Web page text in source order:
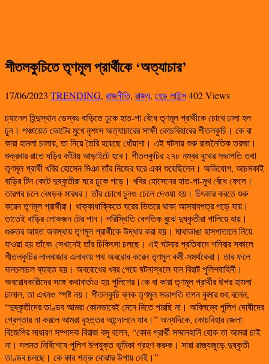
শীতলকুচিতে তৃণমূল প্রার্থীকে ‘অত্যাচার’
17/06/2023 TRENDING, রাজনীতি, রাজ্য, হেড লাইন্স402 Views
চ্যানেল হিন্দুস্থান ডেস্কঃ বাড়িতে ঢুকে হাত-পা বেঁধে তৃণমূল প্রার্থীকে চোখে ঢালা হল
চুন। পঞ্চায়েত ভোটের মুখে নৃশংস অত্যাচারের সাক্ষী কোচবিহারের শীতলকুচি। কে বা
কারা হামলা চালায়, তা নিয়ে তৈরি হয়েছে ধোঁয়াশা। এই ঘটনায় শুরু রাজনৈতিক তরজা।
শুক্রবার রাতে ঘড়ির কাঁটায় আড়াইটে হবে। শীতলকুচির ২৭৮ নম্বর বুথের সভাপতি তথা
তৃণমূল প্রার্থী খবির হোসেন মিঞা তাঁর নিজের ঘরে একা শুয়েছিলেন। অভিযোগ, আচমকাই
বাড়ির টিন কেটে দুষ্কৃতীরা ঘরে ঢুকে পড়ে। খবির হোসেনের হাত-পা-মুখ বেঁধে ফেলে।
তারপর চলে বেধড়ক মারধর। তাঁর চোখে চুনও ঢেলে দেওয়া হয়। চিৎকার করতে শুরু
করেন তৃণমূল প্রার্থীরা। ধাক্কাধাক্কিতে ঘরের ভিতরে থাকা আসবাবপত্র পড়ে যায়।
তাতেই বাড়ির লোকজন টের পান। পরিস্থিতি বেগতিক বুঝে দুষ্কৃতীরা পালিয়ে যায়।
গুরুতর আহত অবস্থায় তৃণমূল প্রার্থীকে উদ্ধার করা হয়। মাথাভাঙা হাসপাতালে নিয়ে
যাওয়া হয় তাঁকে৷ সেখানেই তাঁর চিকিৎসা চলছে। এই ঘটনার প্রতিবাদে শনিবার সকালে
শীতলকুচির লালবাজার এলাকায় পথ অবরোধ করেন তৃণমূল কর্মী-সমর্থকেরা। তার ফলে
যানচলাচল ব্যাহত হয়। অবরোধের খবর পেয়ে ঘটনাস্থলে যান বিরাট পুলিশবাহিনী।
অবরোধকারীদের সঙ্গে কথাবার্তাও হয় পুলিশের।কে বা কারা তৃণমূল প্রার্থীর উপর হামলা
চালাল, তা এখনও স্পষ্ট নয়। শীতলকুচি ব্লক তৃণমূল সভাপতি তপন কুমার গুহ বলেন,
“দুষ্কৃতীদের তাণ্ডব আমরা কোনভাবেই মেনে নিতে পারছি না। অবিলম্বে পুলিশ দোষীদের
গ্রেপ্তার না করলে আমরা বৃহত্তর আন্দোলনে যাব।” অন্যদিকে, কোচবিহার জেলা
বিজেপির সাধারণ সম্পাদক বিরাজ বসু বলেন, “কোন প্রার্থী সম্মানহানি হোক তা আমরা চাই
না। দলমত নির্বিশেষে পুলিশ উপযুক্ত ভূমিকা গ্রহণ করুক। সারা রাজ্যজুড়ে দুষ্কৃতী
তাণ্ডব চলছে। কে কার শত্রু বোঝার উপায় নেই।”